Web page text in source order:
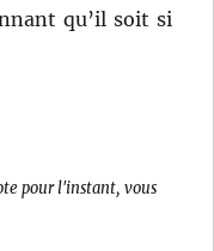
qu’il soit si
pour l'instant, vous